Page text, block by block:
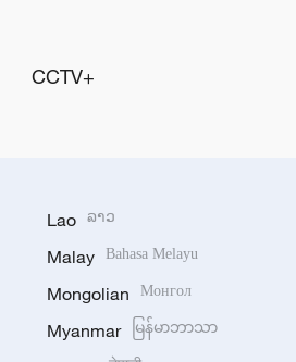
CCTV+
Lao ລາວ
Malay Bahasa Melayu
Mongolian Монгол
Myanmar မြန်မာဘာသာ